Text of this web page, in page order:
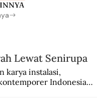
Lewat Senirupa
karya instalasi,
Indonesia